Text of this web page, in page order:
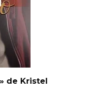
de Kristel